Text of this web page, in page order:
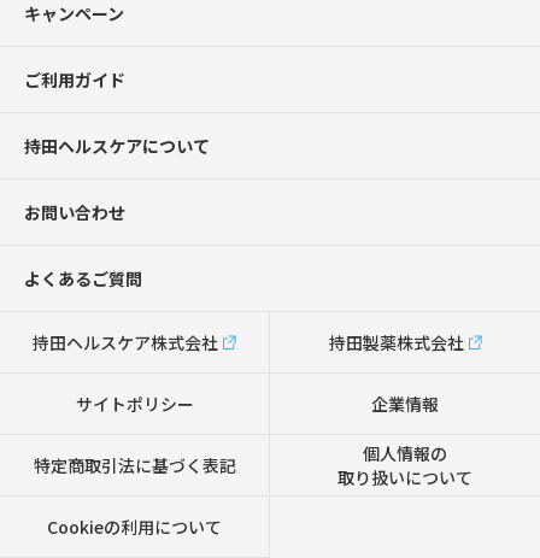
キャンペーン
ご利用ガイド
持田ヘルスケアについて
お問い合わせ
よくあるご質問
持田ヘルスケア株式会社 持田製薬株式会社
サイトポリシー 企業情報
特定商取引法に基づく表記
個人情報の
取り扱いについて
Cookieの利用について